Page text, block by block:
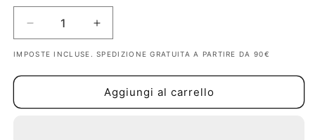
Diminuisci
quantità
per
Anello
Aumenta
quantità
per
Anello
Donna
Amen
IMPOSTE INCLUSE. SPEDIZIONE GRATUITA A PARTIRE DA 90€
Aggiungi al carrello